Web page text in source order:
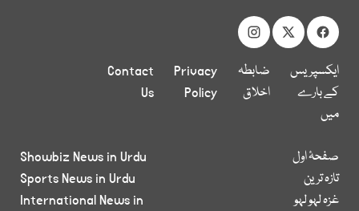
ایکسپریس
کے بارے
میں
ضابطہ
اخلاق
Privacy
Policy
Contact
Us
صفحۂ اول
تازہ ترین
غزہ لہو لہو
Showbiz News in Urdu
Sports News in Urdu
International News in